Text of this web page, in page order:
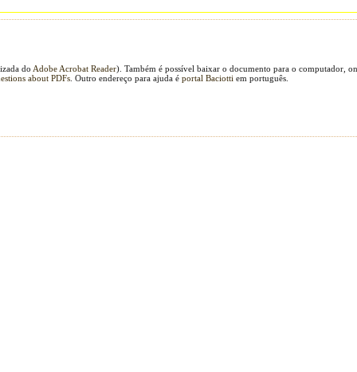
do Adobe Acrobat Reader). Também é possível baixar o documento para o computador,
about PDFs. Outro endereço para ajuda é portal Baciotti em português.